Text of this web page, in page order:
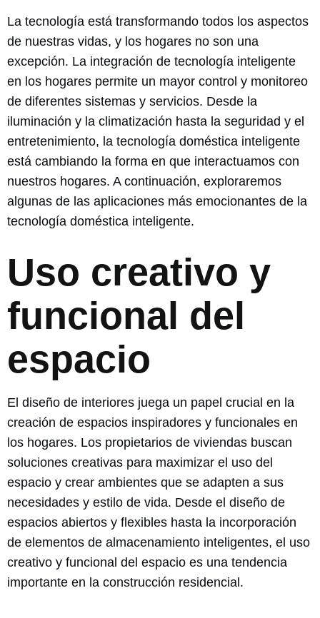
La tecnología está transformando todos los aspectos
de nuestras vidas, y los hogares no son una
excepción. La integración de tecnología inteligente
en los hogares permite un mayor control y monitoreo
de diferentes sistemas y servicios. Desde la
iluminación y la climatización hasta la seguridad y el
entretenimiento, la tecnología doméstica inteligente
está cambiando la forma en que interactuamos con
nuestros hogares. A continuación, exploraremos
algunas de las aplicaciones más emocionantes de la
tecnología doméstica inteligente.
Uso creativo y
funcional del
espacio
El diseño de interiores juega un papel crucial en la
creación de espacios inspiradores y funcionales en
los hogares. Los propietarios de viviendas buscan
soluciones creativas para maximizar el uso del
espacio y crear ambientes que se adapten a sus
necesidades y estilo de vida. Desde el diseño de
espacios abiertos y flexibles hasta la incorporación
de elementos de almacenamiento inteligentes, el uso
creativo y funcional del espacio es una tendencia
importante en la construcción residencial.